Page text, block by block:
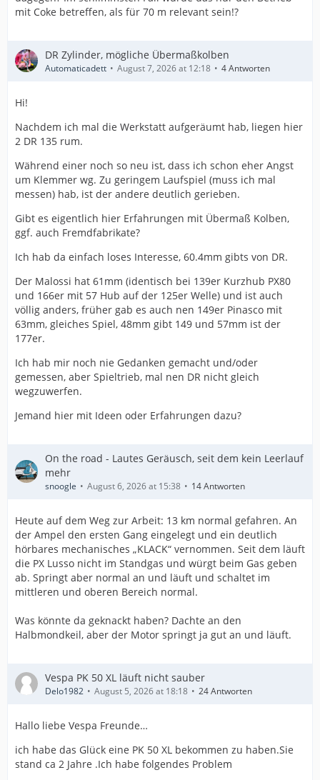
mit Coke betreffen, als für 70 m relevant sein!?
DR Zylinder, mögliche Übermaßkolben
Automaticadett August 7, 2026 at 12:18 4 Antworten
Hi!
Nachdem ich mal die Werkstatt aufgeräumt hab, liegen hier
2 DR 135 rum.
Während einer noch so neu ist, dass ich schon eher Angst
um Klemmer wg. Zu geringem Laufspiel (muss ich mal
messen) hab, ist der andere deutlich gerieben.
Gibt es eigentlich hier Erfahrungen mit Übermaß Kolben,
ggf. auch Fremdfabrikate?
Ich hab da einfach loses Interesse, 60.4mm gibts von DR.
Der Malossi hat 61mm (identisch bei 139er Kurzhub PX80
und 166er mit 57 Hub auf der 125er Welle) und ist auch
völlig anders, früher gab es auch nen 149er Pinasco mit
63mm, gleiches Spiel, 48mm gibt 149 und 57mm ist der
177er.
Ich hab mir noch nie Gedanken gemacht und/oder
gemessen, aber Spieltrieb, mal nen DR nicht gleich
wegzuwerfen.
Jemand hier mit Ideen oder Erfahrungen dazu?
On the road - Lautes Geräusch, seit dem kein Leerlauf
mehr
snoogle August 6, 2026 at 15:38 14 Antworten
Heute auf dem Weg zur Arbeit: 13 km normal gefahren. An
der Ampel den ersten Gang eingelegt und ein deutlich
hörbares mechanisches „KLACK“ vernommen. Seit dem läuft
die PX Lusso nicht im Standgas und würgt beim Gas geben
ab. Springt aber normal an und läuft und schaltet im
mittleren und oberen Bereich normal.
Was könnte da geknackt haben? Dachte an den
Halbmondkeil, aber der Motor springt ja gut an und läuft.
Vespa PK 50 XL läuft nicht sauber
Delo1982 August 5, 2026 at 18:18 24 Antworten
Hallo liebe Vespa Freunde…
ich habe das Glück eine PK 50 XL bekommen zu haben.Sie
stand ca 2 Jahre .Ich habe folgendes Problem